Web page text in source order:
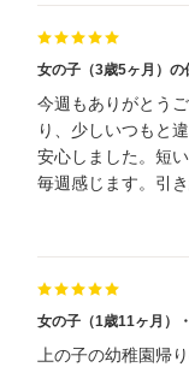
女の子（3歳5ヶ月）の
今週もありがとう
り、少しいつもと
安心しました。短
毎週感じます。引
女の子（1歳11ヶ月）
上の子の幼稚園帰